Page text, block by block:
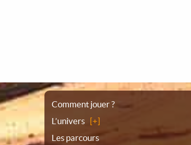
Plan
du
Comment jouer ?
L’univers
Les parcours